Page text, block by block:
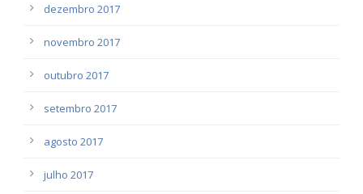
dezembro 2017
novembro 2017
outubro 2017
setembro 2017
agosto 2017
julho 2017